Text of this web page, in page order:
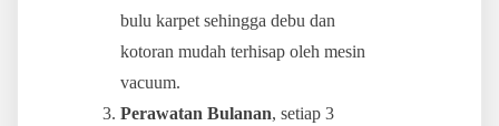
bulu karpet sehingga debu dan
kotoran mudah terhisap oleh mesin
vacuum.
Perawatan Bulanan, setiap 3